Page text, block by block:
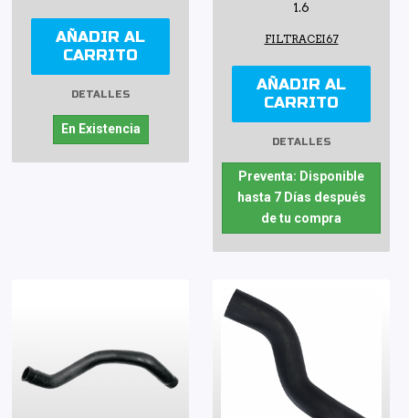
AÑADIR AL
CARRITO
DETALLES
En Existencia
1.6
FILTRACEI67
AÑADIR AL
CARRITO
DETALLES
Preventa: Disponible
hasta 7 Días después
de tu compra